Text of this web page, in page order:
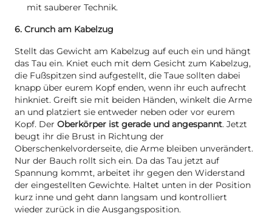
mit sauberer Technik.
6. Crunch am Kabelzug
Stellt das Gewicht am Kabelzug auf euch ein und hängt
das Tau ein. Kniet euch mit dem Gesicht zum Kabelzug,
die Fußspitzen sind aufgestellt, die Taue sollten dabei
knapp über eurem Kopf enden, wenn ihr euch aufrecht
hinkniet. Greift sie mit beiden Händen, winkelt die Arme
an und platziert sie entweder neben oder vor eurem
Kopf. Der Oberkörper ist gerade und angespannt. Jetzt
beugt ihr die Brust in Richtung der
Oberschenkelvorderseite, die Arme bleiben unverändert.
Nur der Bauch rollt sich ein. Da das Tau jetzt auf
Spannung kommt, arbeitet ihr gegen den Widerstand
der eingestellten Gewichte. Haltet unten in der Position
kurz inne und geht dann langsam und kontrolliert
wieder zurück in die Ausgangsposition.